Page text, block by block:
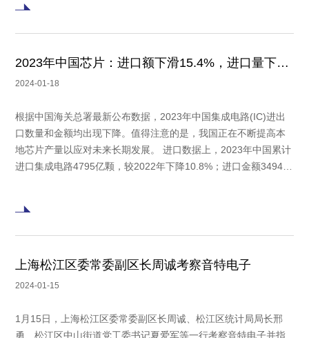
导体市场近两年主旋律。 然而，自20
2023年中国芯片：进口额下滑15.4%，进口量下降10.8%
2024-01-18
根据中国海关总署最新公布数据，2023年中国集成电路(IC)进出
口数量和金额均出现下降。值得注意的是，我国正在不断提高本
地芯片产量以应对未来长期发展。 进口数据上，2023年中国累计
进口集成电路4795亿颗，较2022年下降10.8%；进口金额3494亿
海关总署
上海松江区委常委副区长周诚考察音特电子
2024-01-15
1月15日，上海松江区委常委副区长周诚、松江区统计局局长邢
勇、松江区中山街道党工委书记夏爱军等一行考察音特电子并指